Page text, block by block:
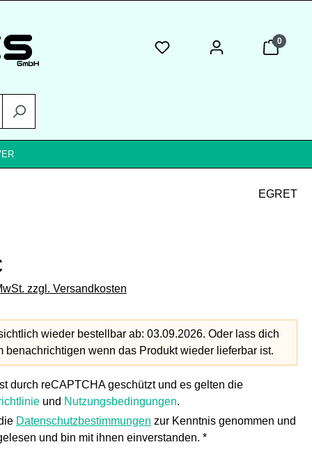
0
EGRET
zzgl. Versandkosten
wieder bestellbar ab: 03.09.2026. Oder lass dich
benachrichtigen wenn das Produkt wieder lieferbar ist.
durch reCAPTCHA geschützt und es gelten die
und Nutzungsbedingungen.
Datenschutzbestimmungen zur Kenntnis genommen und
und bin mit ihnen einverstanden. *